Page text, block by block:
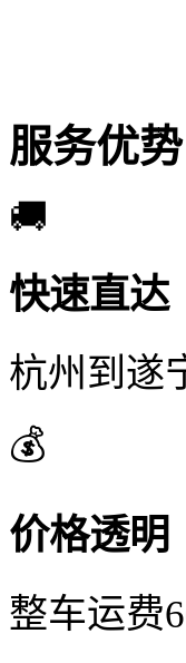
服务优势
🚚
快速直达
杭州到遂
💰
价格透明
整车运费